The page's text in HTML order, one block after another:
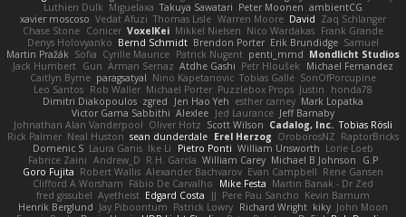
Luthien Dulk Miguelaxa Takuya Sawatari Peter Moonen ambientCG
xavier moscoso Vedat Afuzi Thomas Lisle Warren Moore David Zaq Schlanger
Chase Stone Conicer VoxelKei Mikkel Nielsen Nico Wardakas Frank Grande
Denys Holovyanko Bernd Schmidt Brendon Porter Erik Brundidge Samuel
Martin Pražák Sofia Cyrille Maurice Patrick Nugent penti_mmd Mondlicht Studios
Jack Humbert Gun Arman Sernaz Atdhe Gashi Petr Hloušek
Michael Fernandez
Caitlyn Byrne paragsatyal Nino Kapetanovic Tobias Gallé SonOfPorcupine
Leo Santos Rob Waller Michael Porter Puzzlebox Props Justin
honda78
Dimitri Diakopoulos zgred Jen Hao Yeh esther carney Mark Lopatka
Victor Gama Sabbithi Alexlee Jed Laurance Jeff Barnaby
Johnathan Alan Vanderpool Oliver Hotz Scott Wilson Cadalog, Inc. Tobias Rösli
Rick Palmer Neal Huston sean dunderdale Erel Herzog OroborosNZ RaptorBricks
Domenic S Laura Ganis Ike Li Pietro Ponti William Unsworth Lorie Loeb
Fabrice Zaini Andrew_D R.H. García William Carey Michael B Johnson
G.P
Goro Fujita Robert Wallis Alexander Bachvarov Evan Campbell Rene Gansen
Clifford A Worsham Fábio De Carvalho Mike Festa Martin Banak - Dr Zed
fred gissubel Ayetheist Edgard Costa JJ Pere Pau Sancho Kevin Barnum
Henrik Berglund Jay Piboontum Patrick Lowry Richard Wright kiky John Moon